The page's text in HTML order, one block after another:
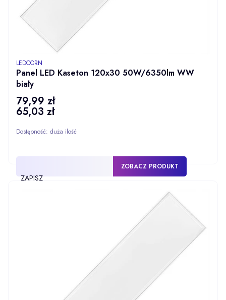
Panel LED Kaseton 120x30 50W/6350lm WW
biały
PRODUCENT
LEDCORN
Cena
79,99 zł
Cena
65,03 zł
Dostępność: duża ilość
ZAPISZ
ZOBACZ PRODUKT